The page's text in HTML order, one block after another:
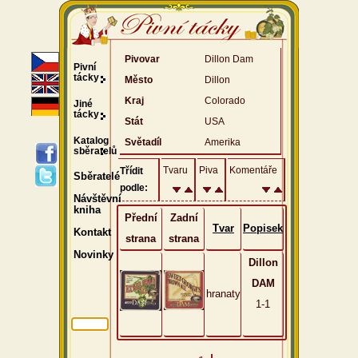
Pivovar
Dillon Dam
Město
Dillon
Kraj
Colorado
Stát
USA
Světadíl
Amerika
Třídit
podle:
Tvaru Piva Komentáře
Přední
strana
Zadní
strana
Tvar Popisek
hranaty
Dillon
DAM
1-1
Pivní
tácky
Jiné
tácky
Katalog
sběratelů
Sběratelé
Návštěvní
kniha
Kontakt
Novinky